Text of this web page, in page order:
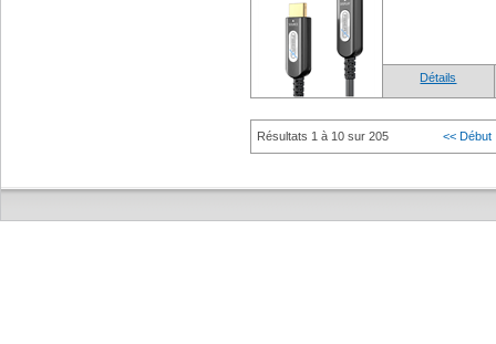
Détails
Résultats 1 à 10 sur 205 << Début